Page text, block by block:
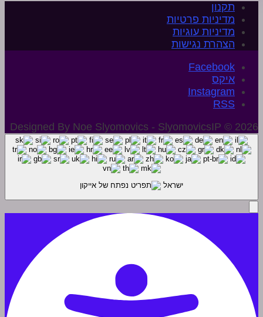
תקנון
מדיניות פרטיות
מדיניות עוגיות
הצהרת נגישות
איקס
Instagram
Designed By Noe Slyomovics - SlyomovicsIP © 2026
ישראל